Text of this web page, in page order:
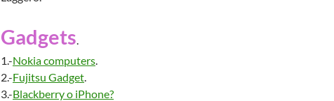
Gadgets.
1.-Nokia computers.
2.-Fujitsu Gadget.
3.-Blackberry o iPhone?